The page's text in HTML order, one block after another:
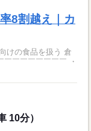
8割越え｜カ
10分）